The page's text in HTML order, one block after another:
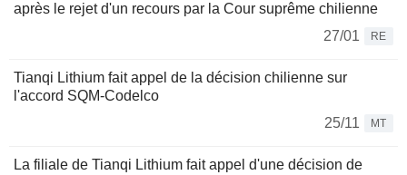
après le rejet d'un recours par la Cour suprême chilienne
27/01
RE
Tianqi Lithium fait appel de la décision chilienne sur
l'accord SQM-Codelco
25/11
MT
La filiale de Tianqi Lithium fait appel d'une décision de